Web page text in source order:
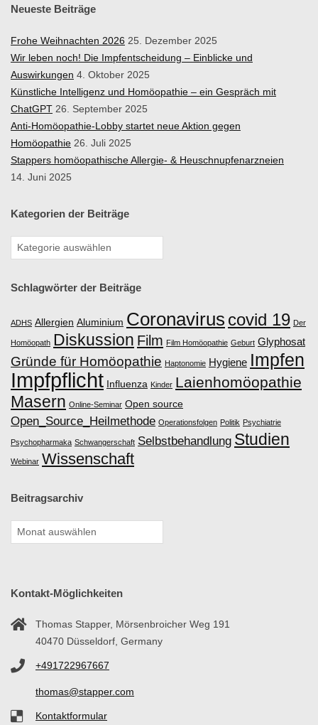
R
F
Neueste Beiträge
Frohe Weihnachten 2026 25. Dezember 2025
Wir leben noch! Die Impfentscheidung – Einblicke und
Auswirkungen 4. Oktober 2025
Künstliche Intelligenz und Homöopathie – ein Gespräch mit
ChatGPT 26. September 2025
Anti-Homöopathie-Lobby startet neue Aktion gegen
Homöopathie 26. Juli 2025
Stappers homöopathische Allergie- & Heuschnupfenarzneien
14. Juni 2025
Kategorien der Beiträge
Schlagwörter der Beiträge
ADHS Allergien Aluminium Coronavirus covid 19 Der
Homöopath Diskussion Film Film Homöopathie Geburt Glyphosat
Gründe für Homöopathie Haptonomie Hygiene Impfen
Impfpflicht Influenza Kinder Laienhomöopathie
Masern Online-Seminar Open source
Open_Source_Heilmethode Operationsfolgen Politik Psychiatrie
Psychopharmaka Schwangerschaft Selbstbehandlung Studien
Webinar Wissenschaft
Beitragsarchiv
Kontakt-Möglichkeiten
Thomas Stapper, Mörsenbroicher Weg 191
40470 Düsseldorf, Germany
+491722967667
thomas@stapper.com
Kontaktformular